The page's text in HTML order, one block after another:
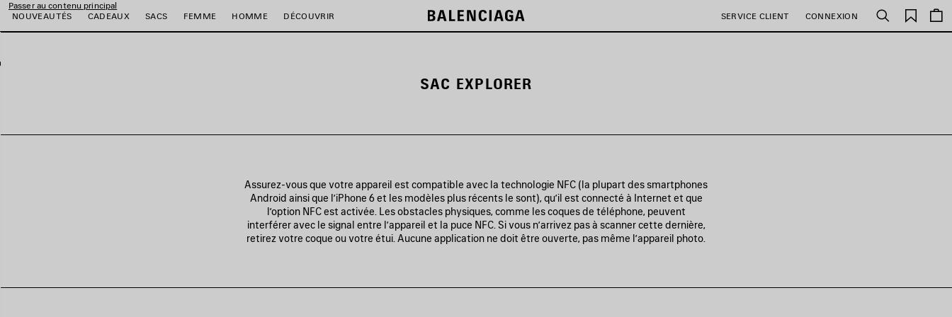
Passer au contenu principal
NOUVEAUTÉS
CADEAUX SACS FEMME HOMME DÉCOUVRIR SERVICE CLIENT CONNEXION Rechercher
SAC EXPLORER
Assurez-vous que votre appareil est compatible avec la technologie NFC (la plupart des smartphones
Android ainsi que l’iPhone 6 et les modèles plus récents le sont), qu’il est connecté à Internet et que
l’option NFC est activée. Les obstacles physiques, comme les coques de téléphone, peuvent
interférer avec le signal entre l’appareil et la puce NFC. Si vous n’arrivez pas à scanner cette dernière,
retirez votre coque ou votre étui. Aucune application ne doit être ouverte, pas même l’appareil photo.